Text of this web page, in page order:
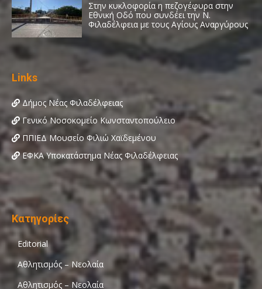
Links
Δήμος Νέας Φιλαδέλφειας
Γενικό Νοσοκομείο Κωνσταντοπούλειο
ΠΠΙΕΔ Μουσείο Φιλιώ Χαϊδεμένου
ΕΦΚΑ Υποκατάστημα Νέας Φιλαδέλφειας
Κατηγορίες
Editorial
Αθλητισμός – Νεολαία
Αθλητισμός – Νεολαία